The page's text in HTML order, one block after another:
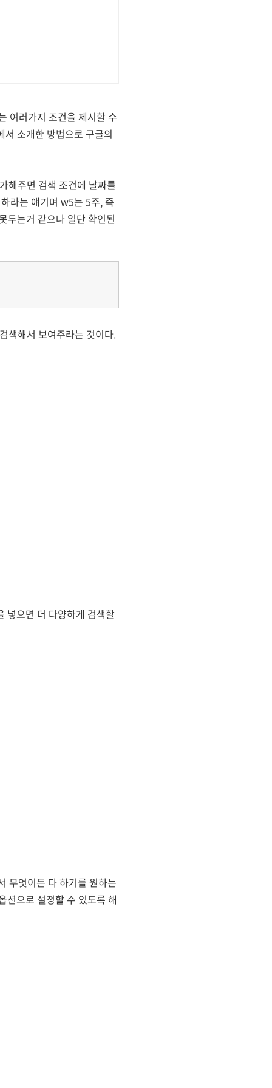
여러가지 조건을 제시할 수
소개한 방법으로 구글의
해주면 검색 조건에 날짜를
라는 얘기며 w5는 5주, 즉
두는거 같으나 일단 확인된
색해서 보여주라는 것이다.
넣으면 더 다양하게 검색할
무엇이든 다 하기를 원하는
션으로 설정할 수 있도록 해